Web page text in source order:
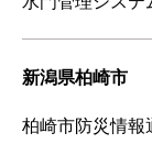
新潟県柏崎市
柏崎市防災情報